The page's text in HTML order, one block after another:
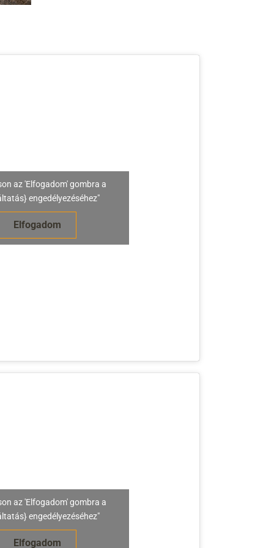
az 'Elfogadom' gombra a
engedélyezéséhez"
Elfogadom
az 'Elfogadom' gombra a
engedélyezéséhez"
Elfogadom